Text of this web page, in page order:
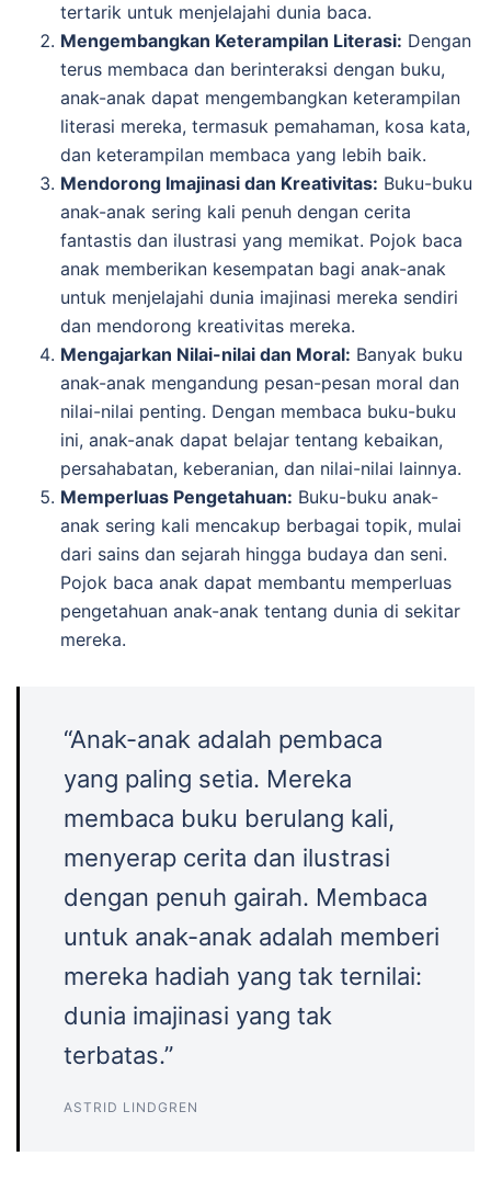
tertarik untuk menjelajahi dunia baca.
Mengembangkan Keterampilan Literasi: Dengan
terus membaca dan berinteraksi dengan buku,
anak-anak dapat mengembangkan keterampilan
literasi mereka, termasuk pemahaman, kosa kata,
dan keterampilan membaca yang lebih baik.
Mendorong Imajinasi dan Kreativitas: Buku-buku
anak-anak sering kali penuh dengan cerita
fantastis dan ilustrasi yang memikat. Pojok baca
anak memberikan kesempatan bagi anak-anak
untuk menjelajahi dunia imajinasi mereka sendiri
dan mendorong kreativitas mereka.
Mengajarkan Nilai-nilai dan Moral: Banyak buku
anak-anak mengandung pesan-pesan moral dan
nilai-nilai penting. Dengan membaca buku-buku
ini, anak-anak dapat belajar tentang kebaikan,
persahabatan, keberanian, dan nilai-nilai lainnya.
Memperluas Pengetahuan: Buku-buku anak-
anak sering kali mencakup berbagai topik, mulai
dari sains dan sejarah hingga budaya dan seni.
Pojok baca anak dapat membantu memperluas
pengetahuan anak-anak tentang dunia di sekitar
mereka.
“Anak-anak adalah pembaca
yang paling setia. Mereka
membaca buku berulang kali,
menyerap cerita dan ilustrasi
dengan penuh gairah. Membaca
untuk anak-anak adalah memberi
mereka hadiah yang tak ternilai:
dunia imajinasi yang tak
terbatas.”
ASTRID LINDGREN